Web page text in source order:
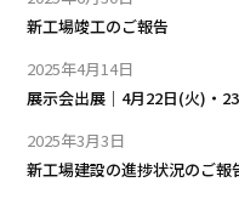
新工場竣工のご報告
2025年4月14日
展示会出展｜4月22日(火)・
2025年3月3日
新工場建設の進捗状況のご報